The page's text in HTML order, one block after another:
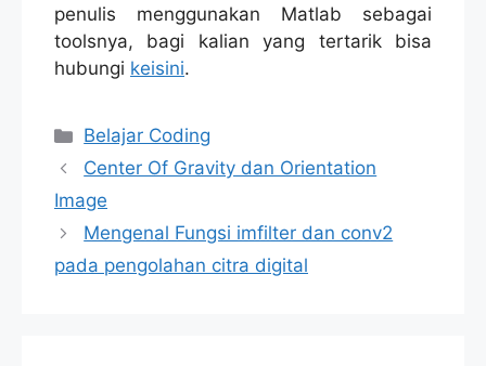
penulis menggunakan Matlab sebagai
toolsnya, bagi kalian yang tertarik bisa
hubungi keisini.
Categories
Belajar Coding
Center Of Gravity dan Orientation
Image
Mengenal Fungsi imfilter dan conv2
pada pengolahan citra digital